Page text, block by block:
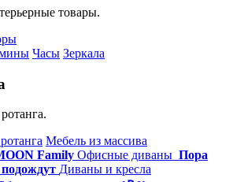
товары.
Часы Зеркала
Мебель из массива
Family Офисные диваны Пора
Диваны и кресла